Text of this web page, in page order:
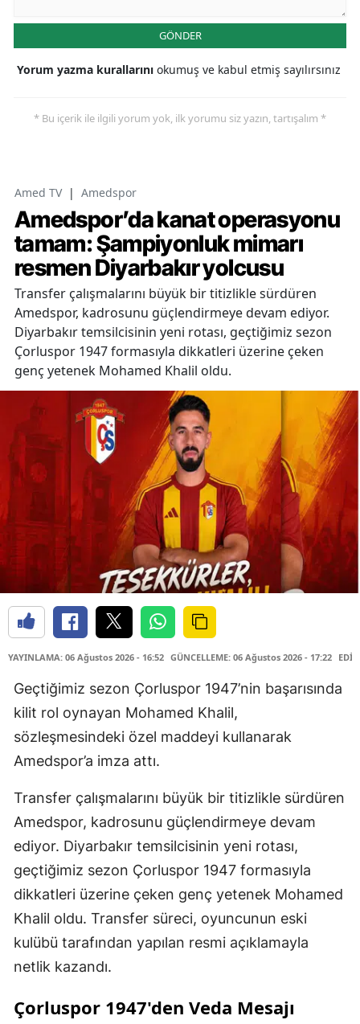
GÖNDER
Yorum yazma kurallarını okumuş ve kabul etmiş sayılırsınız
* Bu içerik ile ilgili yorum yok, ilk yorumu siz yazın, tartışalım *
Amed TV | Amedspor
Amedspor’da kanat operasyonu
tamam: Şampiyonluk mimarı
resmen Diyarbakır yolcusu
Transfer çalışmalarını büyük bir titizlikle sürdüren
Amedspor, kadrosunu güçlendirmeye devam ediyor.
Diyarbakır temsilcisinin yeni rotası, geçtiğimiz sezon
Çorluspor 1947 formasıyla dikkatleri üzerine çeken
genç yetenek Mohamed Khalil oldu.
YAYINLAMA: 06 Ağustos 2026 - 16:52 GÜNCELLEME: 06 Ağustos 2026 - 17:22
Geçtiğimiz sezon Çorluspor 1947’nin başarısında
kilit rol oynayan Mohamed Khalil,
sözleşmesindeki özel maddeyi kullanarak
Amedspor’a imza attı.
Transfer çalışmalarını büyük bir titizlikle sürdüren
Amedspor, kadrosunu güçlendirmeye devam
ediyor. Diyarbakır temsilcisinin yeni rotası,
geçtiğimiz sezon Çorluspor 1947 formasıyla
dikkatleri üzerine çeken genç yetenek Mohamed
Khalil oldu. Transfer süreci, oyuncunun eski
kulübü tarafından yapılan resmi açıklamayla
netlik kazandı.
Çorluspor 1947'den Veda Mesajı